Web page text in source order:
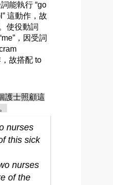
能執行 “go
這動作，故
使役動詞
，因受詞
故搭配 to
護士照顧這
nurses
this sick
nurses
of the